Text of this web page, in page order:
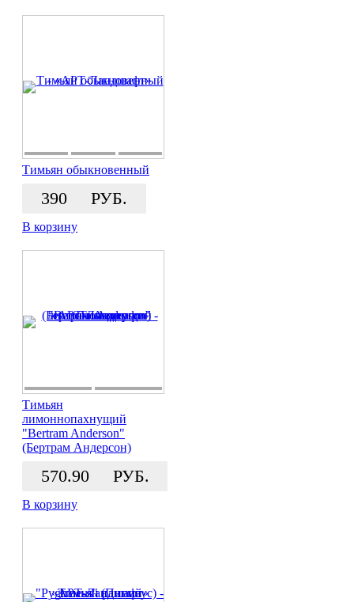
Тимьян обыкновенный
390 РУБ.
В корзину
Тимьян
лимоннопахнущий
"Bertram Anderson"
(Бертрам Андерсон)
570.90 РУБ.
В корзину